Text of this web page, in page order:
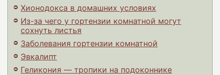
Хионодокса в домашних условиях
Из-за чего у гортензии комнатной могут
сохнуть листья
Заболевания гортензии комнатной
Эвкалипт
Геликония — тропики на подоконнике